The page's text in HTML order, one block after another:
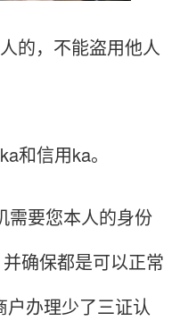
，不能盗用他人
信用ka。
要您本人的身份
确保都是可以正常
办理少了三证认